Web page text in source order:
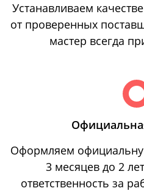
Устанавливаем
от проверенных
мастер всегда
Оформляем
3 месяцев до 2
ответственность за